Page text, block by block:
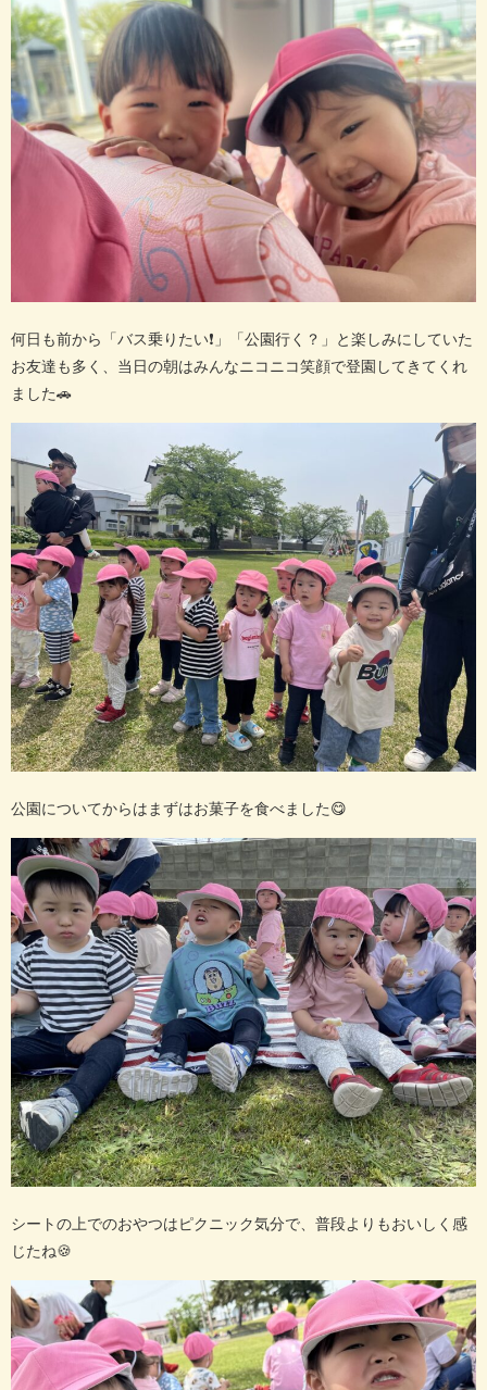
何日も前から「バス乗りたい❗️ 」「公園行く？」と楽しみにしていた
お友達も多く、当日の朝はみんなニコニコ笑顔で登園してきてくれ
ました🚗
公園についてからはまずはお菓子を食べました😋
シートの上でのおやつはピクニック気分で、普段よりもおいしく感
じたね🍪